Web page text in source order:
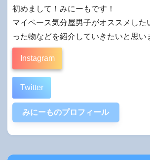
初めまして！みにーもです！
マイペース気分屋男子がオススメした
った物などを紹介していきたいと思い
Instagram
Twitter
みにーものプロフィール